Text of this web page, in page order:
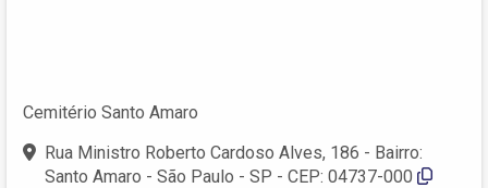
Cemitério Santo Amaro
Rua Ministro Roberto Cardoso Alves, 186 - Bairro:
Santo Amaro - São Paulo - SP - CEP: 04737-000